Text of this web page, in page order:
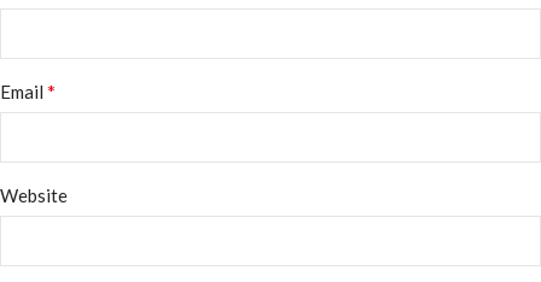
Email *
Website